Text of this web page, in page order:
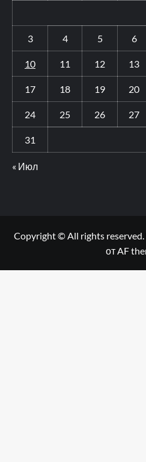
3 4 5 6
10 11 12 13
17 18 19 20
24 25 26 27
31
« Июл
Copyright © All rights reserved.
от AF